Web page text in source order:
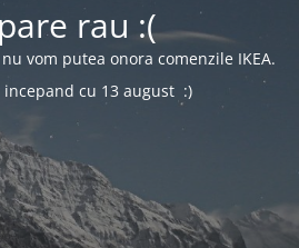
rau :(
vom putea onora comenzile IKEA.
incepand cu 13 august :)